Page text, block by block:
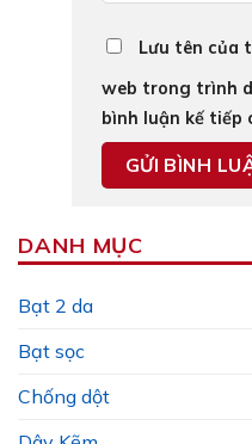
Lưu tên của
web trong trình
bình luận kế tiếp
DANH MỤC
Bạt 2 da
Bạt sọc
Chống dột